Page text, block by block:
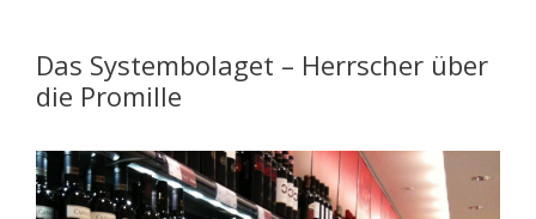
Das Systembolaget – Herrscher über
die Promille